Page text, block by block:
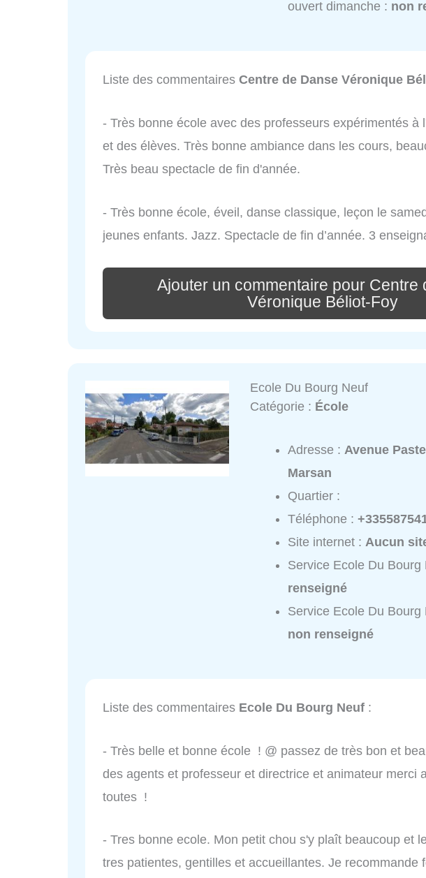
ouvert dimanche : non
Liste des commentaires Centre de Danse Véronique
- Très bonne école avec des professeurs expérimentés à
et des élèves. Très bonne ambiance dans les cours,
Très beau spectacle de fin d'année.
- Très bonne école, éveil, danse classique, leçon le
jeunes enfants. Jazz. Spectacle de fin d’année. 3
Ajouter un commentaire pour Centre
Véronique Béliot-Foy
Ecole Du Bourg Neuf
Catégorie : École
Adresse : Avenue
Marsan
Quartier :
Téléphone :
Site internet : Aucun
Service Ecole Du Bourg
renseigné
Service Ecole Du
non renseigné
Liste des commentaires Ecole Du Bourg Neuf :
- Très belle et bonne école ! @ passez de très bon et
des agents et professeur et directrice et animateur merci
toutes !
- Tres bonne ecole. Mon petit chou s'y plaît beaucoup et
tres patientes, gentilles et accueillantes. Je recommande